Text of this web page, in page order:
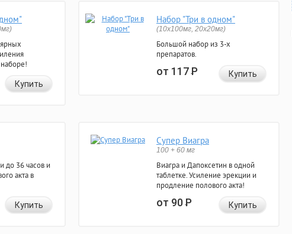
Купить
Набор "Три в одном"
(10x100мг, 20x20мг)
Большой набор из 3-х
препаратов.
от 117Р Купить
до 36 часов и
акта в
Купить
Супер Виагра
100 + 60 мг
Виагра и Дапоксетин в одной
таблетке. Усиление эрекции и
продление полового акта!
от 90Р Купить